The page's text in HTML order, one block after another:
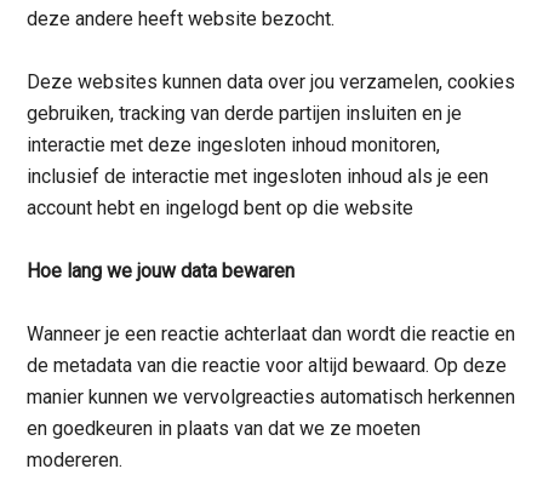
deze andere heeft website bezocht.
Deze websites kunnen data over jou verzamelen, cookies
gebruiken, tracking van derde partijen insluiten en je
interactie met deze ingesloten inhoud monitoren,
inclusief de interactie met ingesloten inhoud als je een
account hebt en ingelogd bent op die website
Hoe lang we jouw data bewaren
Wanneer je een reactie achterlaat dan wordt die reactie en
de metadata van die reactie voor altijd bewaard. Op deze
manier kunnen we vervolgreacties automatisch herkennen
en goedkeuren in plaats van dat we ze moeten
modereren.